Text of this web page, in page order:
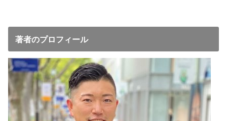
著者のプロフィール